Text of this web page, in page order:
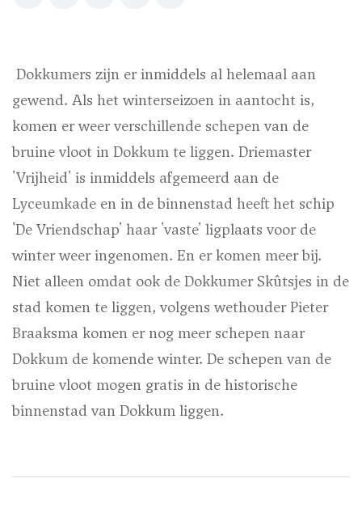
Dokkumers zijn er inmiddels al helemaal aan
gewend. Als het winterseizoen in aantocht is,
komen er weer verschillende schepen van de
bruine vloot in Dokkum te liggen. Driemaster
'Vrijheid' is inmiddels afgemeerd aan de
Lyceumkade en in de binnenstad heeft het schip
'De Vriendschap' haar 'vaste' ligplaats voor de
winter weer ingenomen. En er komen meer bij.
Niet alleen omdat ook de Dokkumer Skûtsjes in de
stad komen te liggen, volgens wethouder Pieter
Braaksma komen er nog meer schepen naar
Dokkum de komende winter. De schepen van de
bruine vloot mogen gratis in de historische
binnenstad van Dokkum liggen.